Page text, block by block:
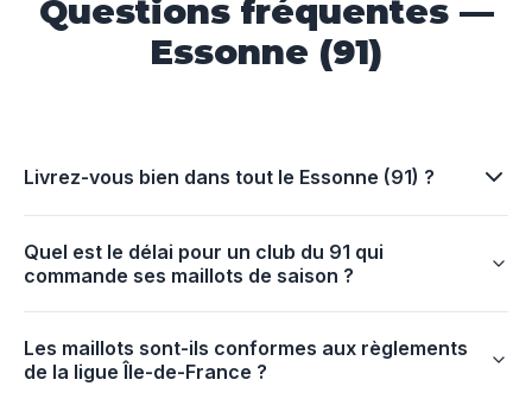
Questions fréquentes —
Essonne (91)
Livrez-vous bien dans tout le Essonne (91) ?
Quel est le délai pour un club du 91 qui
commande ses maillots de saison ?
Les maillots sont-ils conformes aux règlements
de la ligue Île-de-France ?